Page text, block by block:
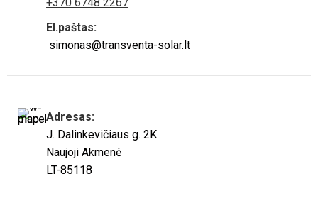
El.paštas:
simonas@transventa-solar.lt
Adresas:
J. Dalinkevičiaus g. 2K
Naujoji Akmenė
LT-85118